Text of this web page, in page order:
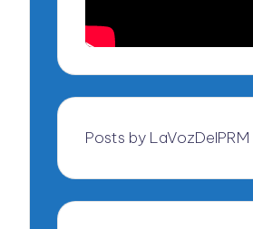
Posts by LaVozDelPRM